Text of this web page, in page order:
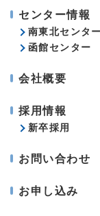
センター情報
南東北センタ
函館センター
会社概要
採用情報
新卒採用
お問い合わせ
お申し込み